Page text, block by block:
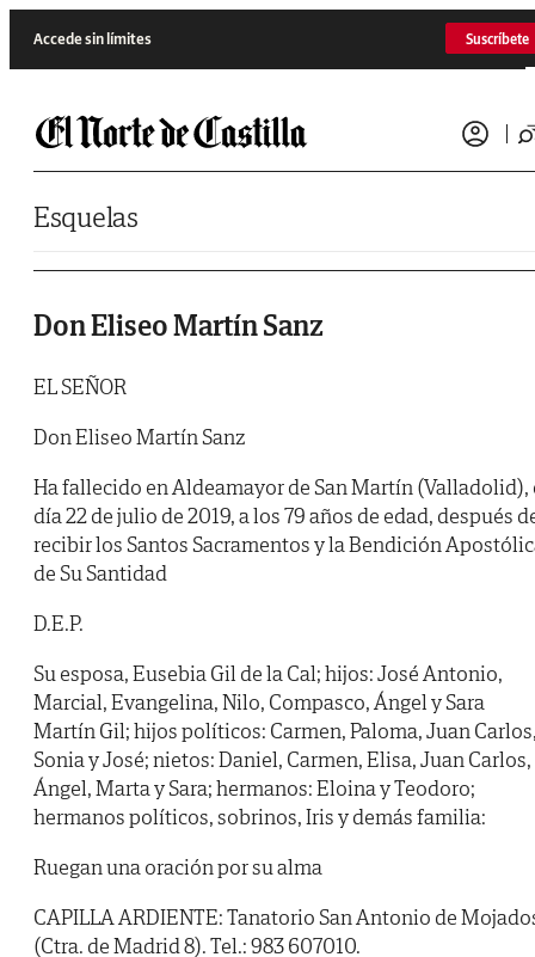
Accede sin límites Suscríbete
Esquelas
Don Eliseo Martín Sanz
EL SEÑOR
Don Eliseo Martín Sanz
Ha fallecido en Aldeamayor de San Martín (Valladolid),
día 22 de julio de 2019, a los 79 años de edad, después
recibir los Santos Sacramentos y la Bendición
de Su Santidad
D.E.P.
Su esposa, Eusebia Gil de la Cal; hijos: José Antonio,
Marcial, Evangelina, Nilo, Compasco, Ángel y Sara
Martín Gil; hijos políticos: Carmen, Paloma, Juan
Sonia y José; nietos: Daniel, Carmen, Elisa, Juan Carlos,
Ángel, Marta y Sara; hermanos: Eloina y Teodoro;
hermanos políticos, sobrinos, Iris y demás familia:
Ruegan una oración por su alma
CAPILLA ARDIENTE: Tanatorio San Antonio de
(Ctra. de Madrid 8). Tel.: 983 607010.